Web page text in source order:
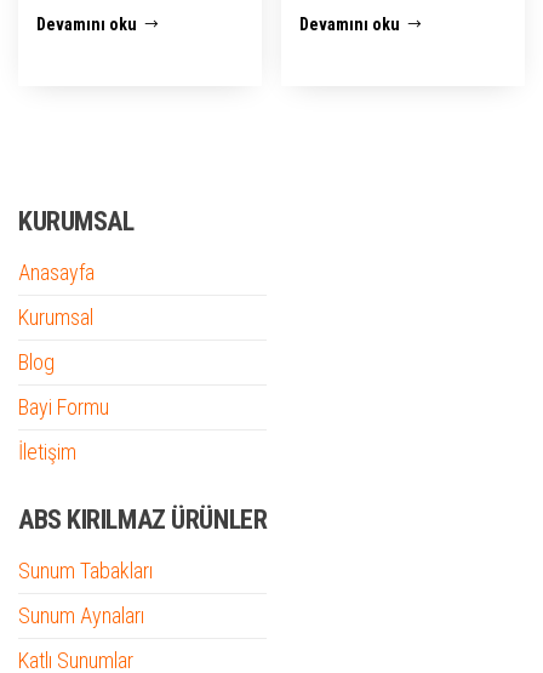
Devamını oku Devamını oku
KURUMSAL
Anasayfa
Kurumsal
Blog
Bayi Formu
İletişim
ABS KIRILMAZ ÜRÜNLER
Sunum Tabakları
Sunum Aynaları
Katlı Sunumlar